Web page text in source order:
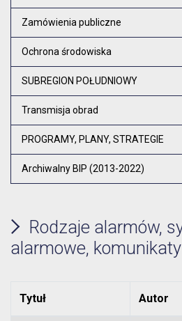
Zamówienia publiczne
Ochrona środowiska
SUBREGION POŁUDNIOWY
Transmisja obrad
PROGRAMY, PLANY, STRATEGIE
Archiwalny BIP (2013-2022)
Rodzaje alarmów,
alarmowe,
Tytuł Autor